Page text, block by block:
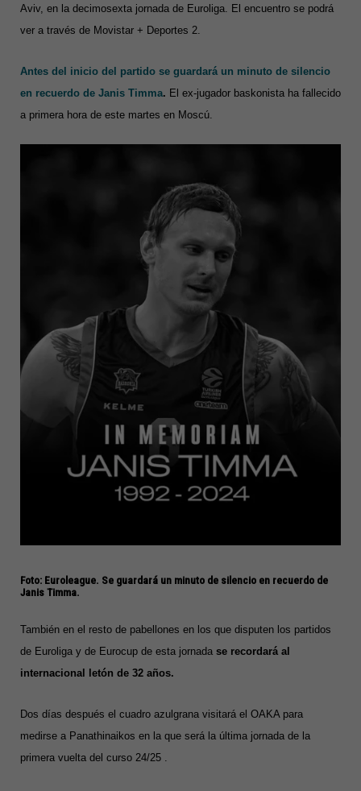
Aviv, en la decimosexta jornada de Euroliga. El encuentro se podrá
ver a través de Movistar + Deportes 2.
Antes del inicio del partido se guardará un minuto de silencio
en recuerdo de Janis Timma. El ex-jugador baskonista ha fallecido
a primera hora de este martes en Moscú.
Foto: Euroleague. Se guardará un minuto de silencio en recuerdo de
Janis Timma.
También en el resto de pabellones en los que disputen los partidos
de Euroliga y de Eurocup de esta jornada se recordará al
internacional letón de 32 años.
Dos días después el cuadro azulgrana visitará el OAKA para
medirse a Panathinaikos en la que será la última jornada de la
primera vuelta del curso 24/25 .